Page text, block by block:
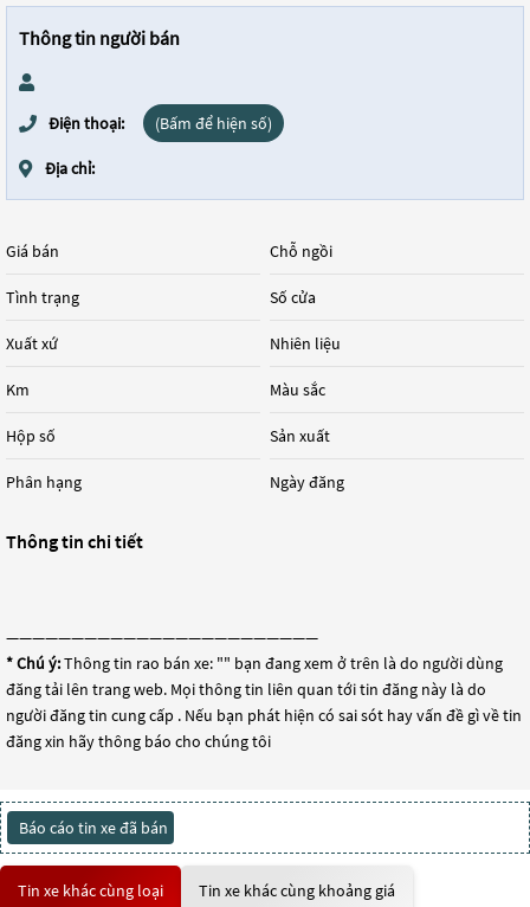
Thông tin người bán
Điện thoại: (Bấm để hiện số)
Địa chỉ:
Giá bán
Tình trạng
Xuất xứ
Km
Hộp số
Phân hạng
Chỗ ngồi
Số cửa
Nhiên liệu
Màu sắc
Sản xuất
Ngày đăng
Thông tin chi tiết
————————————————————————
* Chú ý:Thông tin rao bán xe: "" bạn đang xem ở trên là do người dùng
đăng tải lên trang web. Mọi thông tin liên quan tới tin đăng này là do
người đăng tin cung cấp . Nếu bạn phát hiện có sai sót hay vấn đề gì về tin
đăng xin hãy thông báo cho chúng tôi
Báo cáo tin xe đã bán
Tin xe khác cùng loại Tin xe khác cùng khoảng giá